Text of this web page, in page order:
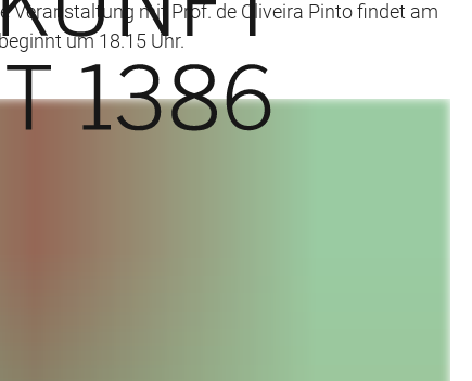
Veranstaltung mit Prof. de Oliveira Pinto findet am
um 18.15 Uhr.